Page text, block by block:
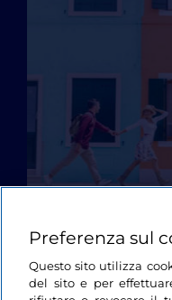
Preferenza sul
Questo sito utilizza
del sito e per